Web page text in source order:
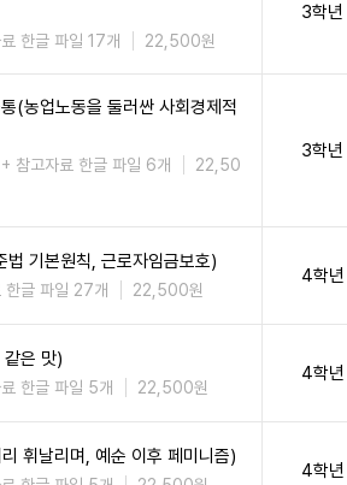
한글 파일 17개 22,500원
3학년
(농업노동을 둘러싼 사회경제적
참고자료 한글 파일 6개
22,50
3학년
기본원칙, 근로자임금보호)
한글 파일 27개 22,500원
4학년
은 맛)
한글 파일 5개 22,500원
4학년
휘날리며, 예순 이후 페미니즘)
4학년